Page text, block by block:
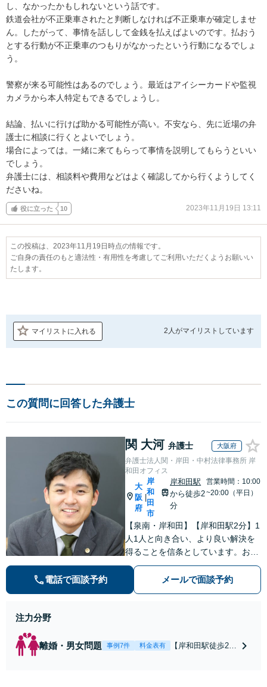
し、なかったかもしれないという話です。
鉄道会社が不正乗車されたと判断しなければ不正乗車が確定しませ
ん。したがって、事情を話しして金銭を払えばよいのです。払おう
とする行動が不正乗車のつもりがなかったという行動になるでしょ
う。
警察が来る可能性はあるのでしょう。最近はアイシーカードや監視
カメラから本人特定もできるでしょうし。
結論、払いに行けば助かる可能性が高い。不安なら、先に近場の弁
護士に相談に行くとよいでしょう。
場合によっては。一緒に来てもらって事情を説明してもらうといい
でしょう。
弁護士には、相談料や費用などはよく確認してから行くようしてく
ださいね。
役に立った 10 2023年11月19日 13:11
この投稿は、2023年11月19日時点の情報です。
ご自身の責任のもと適法性・有用性を考慮してご利用いただくようお願いい
たします。
マイリストに入れる 2人がマイリストしています
この質問に回答した弁護士
関 大河 弁護士 大阪府
弁護士法人関・岸田・中村法律事務所 岸
和田オフィス
大
阪
府
岸
和
田
市
岸和田駅
から徒歩2
分
営業時間：10:00
~20:00（平日）
【泉南・岸和田】【岸和田駅2分】1
人1人と向き合い、より良い解決を
得ることを信条としています。お気
軽にご相談下さい。
電話で面談予約 メールで面談予約
注力分野
離婚・男女問題 事例7件 料金表有
【岸和田駅徒歩2